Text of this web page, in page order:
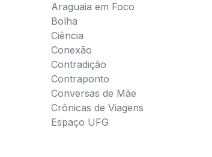
Araguaia em Foco
Bolha
Ciência
Conexão
Contradição
Contraponto
Conversas de Mãe
Crônicas de Viagens
Espaço UFG